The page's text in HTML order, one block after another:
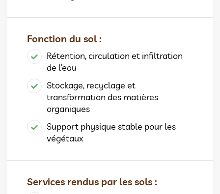
Fonction du sol :
Rétention, circulation et infiltration
de l’eau
Stockage, recyclage et
transformation des matières
organiques
Support physique stable pour les
végétaux
Services rendus par les sols :